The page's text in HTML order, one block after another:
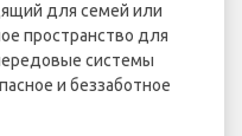
для семей или
пространство для
системы
и беззаботное